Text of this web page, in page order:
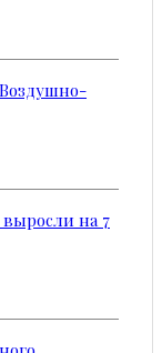
на 7